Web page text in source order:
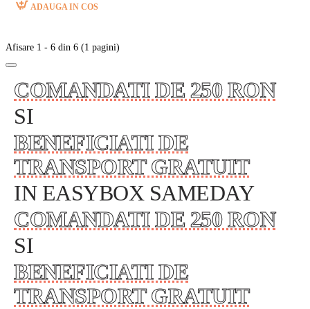
ADAUGA IN COS
Afisare 1 - 6 din 6 (1 pagini)
COMANDATI DE 250 RON
SI
BENEFICIATI DE
TRANSPORT GRATUIT
IN EASYBOX SAMEDAY
COMANDATI DE 250 RON
SI
BENEFICIATI DE
TRANSPORT GRATUIT